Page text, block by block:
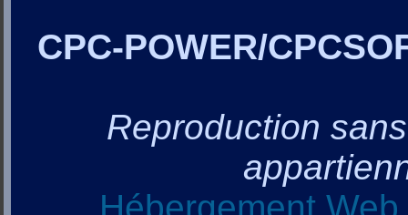
CPC-POWER/
Reproduction